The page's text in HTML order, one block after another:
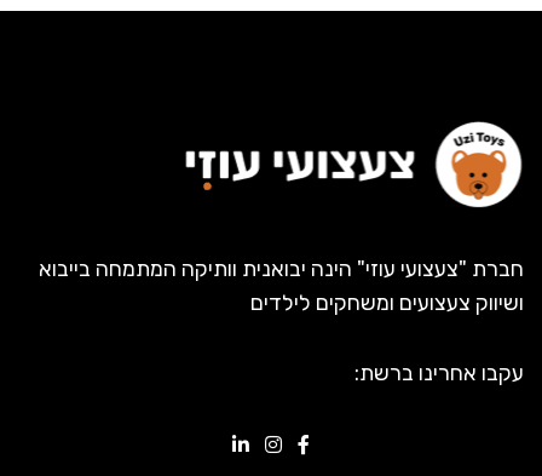
חברת "צעצועי עוזי" הינה יבואנית וותיקה המתמחה בייבוא
ושיווק צעצועים ומשחקים לילדים
עקבו אחרינו ברשת: